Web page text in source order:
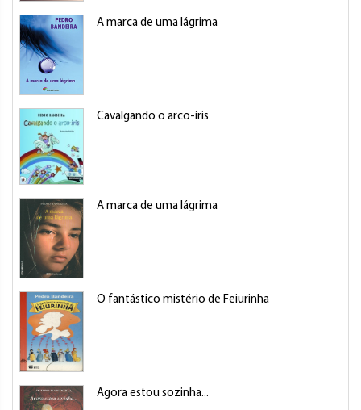
A marca de uma lágrima
Cavalgando o arco-íris
A marca de uma lágrima
O fantástico mistério de Feiurinha
Agora estou sozinha...